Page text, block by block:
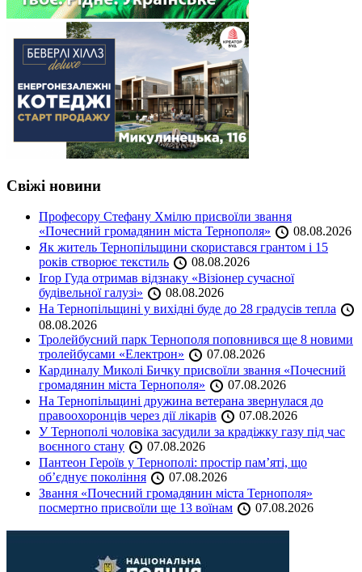
Свіжі новини
Професору Стефану Хмілю присвоїли звання
«Почесний громадянин міста Тернополя»
08.08.2026
Як житель Тернопільщини скористався грантом і 15
років створює текстиль
08.08.2026
Ігор Гуда отримав відзнаку «Візіонер сучасної
будівельної галузі»
08.08.2026
На Тернопільщині у вихідні буде до 28 градусів тепла
08.08.2026
Тролейбусний парк Тернополя поповнився ще 8 новими
тролейбусами «Електрон»
07.08.2026
Кардиналу Миколі Бичку присвоїли звання «Почесний
громадянин міста Тернополя»
07.08.2026
На Тернопільщині дружина ветерана звернулася до
правоохоронців через дії лікарів
07.08.2026
У Тернополі чоловіка засудили за крадіжку газу під час
воєнного стану
07.08.2026
Пантеон Героїв у Тернополі: простір пам’яті, що
об’єднує покоління
07.08.2026
Звання «Почесний громадянин міста Тернополя»
посмертно присвоїли ще 13 воїнам
07.08.2026